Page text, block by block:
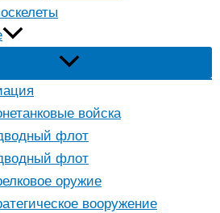
войска
флот
флот
оружие
вооружение